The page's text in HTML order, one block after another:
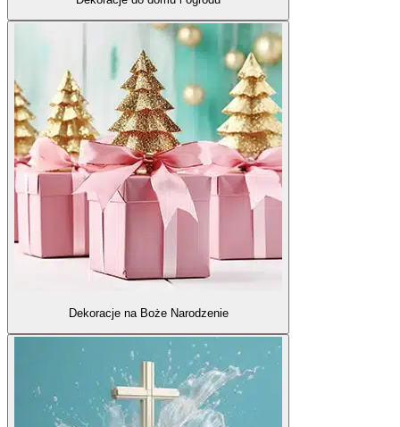
Dekoracje na Boże Narodzenie